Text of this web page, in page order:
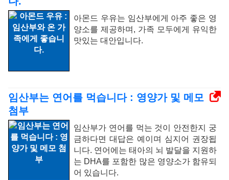
아몬드 우유는 임산부에게 아주 좋은 영
양소를 제공하며, 가족 모두에게 유익한
맛있는 대안입니다.
임산부는 연어를 먹습니다 : 영양가 및 메모
첨부
임산부가 연어를 먹는 것이 안전한지 궁
금하다면 대답은 예이며 심지어 권장됩
니다. 연어에는 태아의 뇌 발달을 지원하
는 DHA를 포함한 많은 영양소가 함유되
어 있습니다.